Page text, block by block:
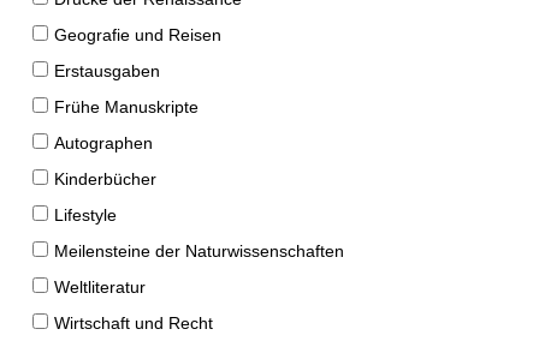
Geografie und Reisen
Erstausgaben
Frühe Manuskripte
Autographen
Kinderbücher
Lifestyle
Meilensteine der Naturwissenschaften
Weltliteratur
Wirtschaft und Recht